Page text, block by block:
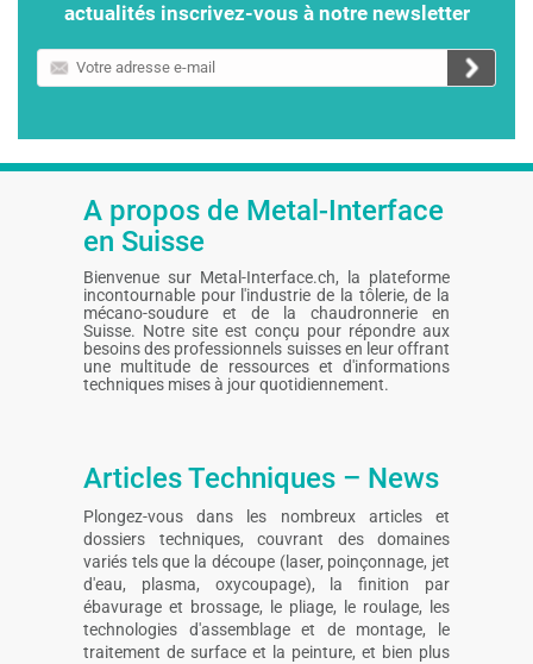
actualités inscrivez-vous à notre newsletter
Votre
adresse
A propos de Metal-Interface
en Suisse
Bienvenue sur Metal-Interface.ch, la plateforme
incontournable pour l'industrie de la tôlerie, de la
mécano-soudure et de la chaudronnerie en
Suisse. Notre site est conçu pour répondre aux
besoins des professionnels suisses en leur offrant
une multitude de ressources et d'informations
techniques mises à jour quotidiennement.
Articles Techniques – News
Plongez-vous dans les nombreux articles et
dossiers techniques, couvrant des domaines
variés tels que la découpe (laser, poinçonnage, jet
d'eau, plasma, oxycoupage), la finition par
ébavurage et brossage, le pliage, le roulage, les
technologies d'assemblage et de montage, le
traitement de surface et la peinture, et bien plus